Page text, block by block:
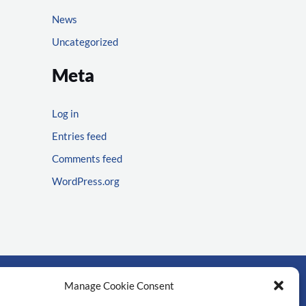
Manage Cookie Consent
News
Uncategorized
Meta
Log in
Entries feed
Comments feed
WordPress.org